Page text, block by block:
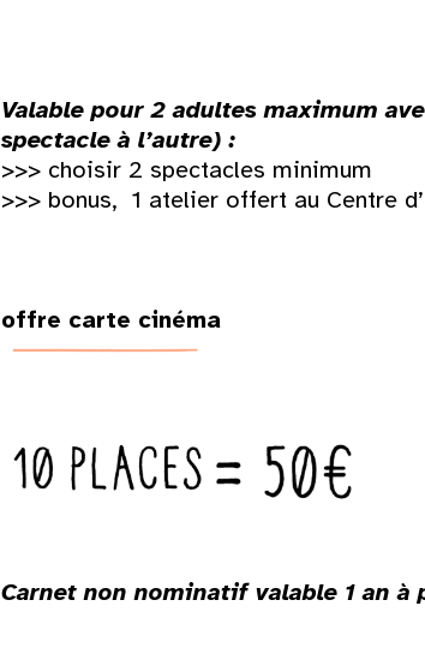
Valable pour 2 adultes maximum
spectacle à l’autre) :
>>> choisir 2 spectacles minimum
>>> bonus, 1 atelier offert au Centre
offre carte cinéma
Carnet non nominatif valable 1 an à